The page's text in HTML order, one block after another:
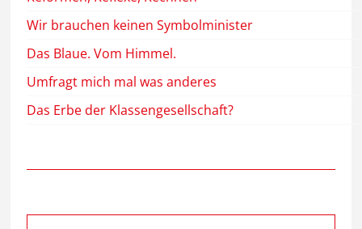
Wir brauchen keinen Symbolminister
Das Blaue. Vom Himmel.
Umfragt mich mal was anderes
Das Erbe der Klassengesellschaft?